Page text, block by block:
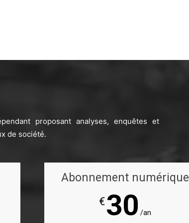
proposant analyses, enquêtes et
de société.
Abonnement numérique
€30 /an